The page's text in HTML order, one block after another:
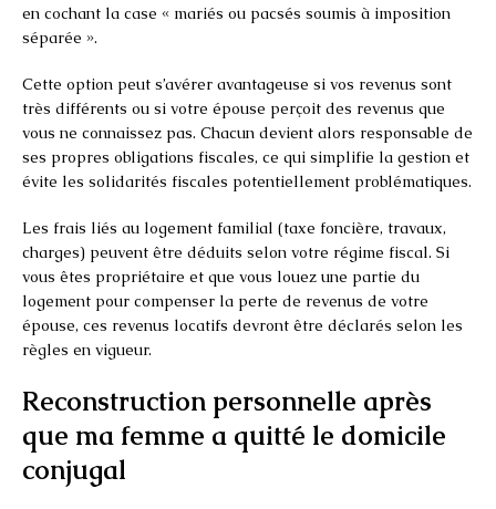
en cochant la case « mariés ou pacsés soumis à imposition
séparée ».
Cette option peut s’avérer avantageuse si vos revenus sont
très différents ou si votre épouse perçoit des revenus que
vous ne connaissez pas. Chacun devient alors responsable de
ses propres obligations fiscales, ce qui simplifie la gestion et
évite les solidarités fiscales potentiellement problématiques.
Les frais liés au logement familial (taxe foncière, travaux,
charges) peuvent être déduits selon votre régime fiscal. Si
vous êtes propriétaire et que vous louez une partie du
logement pour compenser la perte de revenus de votre
épouse, ces revenus locatifs devront être déclarés selon les
règles en vigueur.
Reconstruction personnelle après
que ma femme a quitté le domicile
conjugal